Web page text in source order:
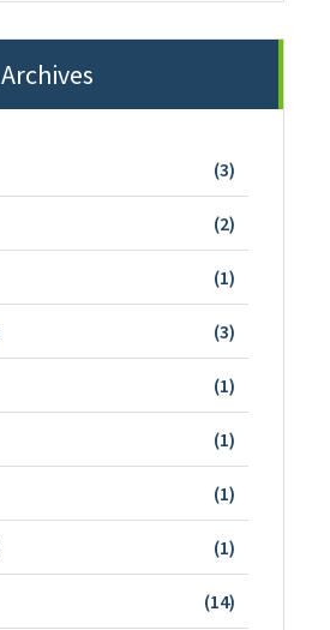
Archives
(3)
(2)
(1)
(3)
(1)
(1)
(1)
(1)
(14)